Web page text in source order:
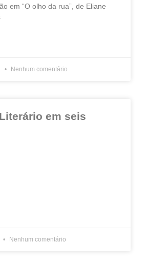
em “O olho da rua”, de Eliane
Nenhum comentário
em seis
Nenhum comentário